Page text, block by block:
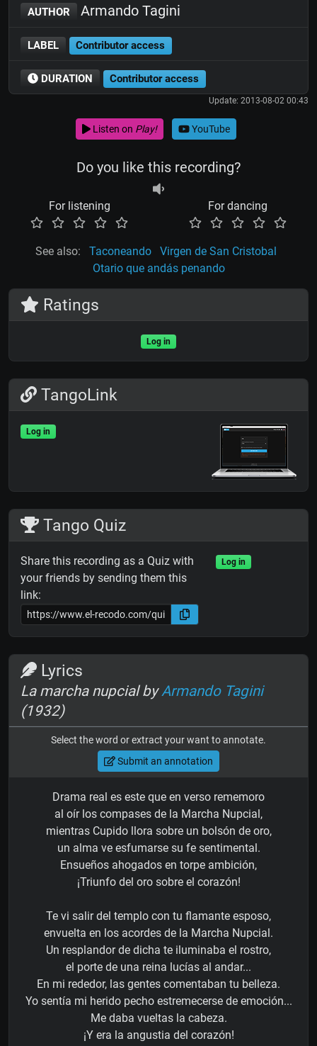
AUTHOR Armando Tagini
LABEL Contributor access
DURATION Contributor access
Update: 2013-08-02 00:43
Listen on Play! YouTube
Do you like this recording?
For listening For dancing
See also: Taconeando
Virgen de San Cristobal
Otario que andás penando
Ratings
Log in
TangoLink
Log in
Tango Quiz
Share this recording as a Quiz with
your friends by sending them this
link:
Log in
Lyrics
La marcha nupcial byArmando Tagini
(1932)
Select the word or extract your want to annotate.
Submit an annotation
Drama real es este que en verso rememoro
al oír los compases de la Marcha Nupcial,
mientras Cupido llora sobre un bolsón de oro,
un alma ve esfumarse su fe sentimental.
Ensueños ahogados en torpe ambición,
¡Triunfo del oro sobre el corazón!
Te vi salir del templo con tu flamante esposo,
envuelta en los acordes de la Marcha Nupcial.
Un resplandor de dicha te iluminaba el rostro,
el porte de una reina lucías al andar...
En mi rededor, las gentes comentaban tu belleza.
Yo sentía mi herido pecho estremecerse de emoción...
Me daba vueltas la cabeza.
¡Y era la angustia del corazón!